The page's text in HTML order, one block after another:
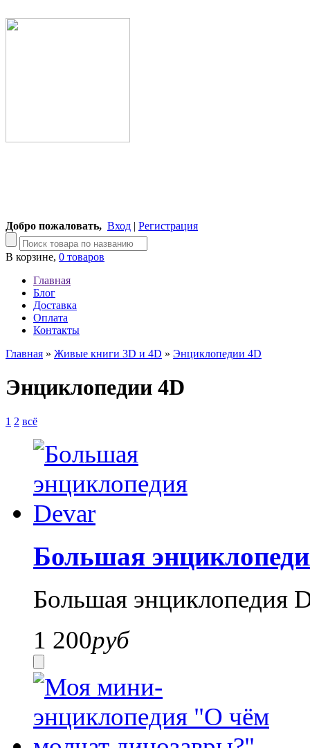
Добро пожаловать, Вход | Регистрация
В корзине, 0 товаров
Главная
Блог
Доставка
Оплата
Контакты
Главная » Живые книги 3D и 4D » Энциклопедии 4D
Энциклопедии 4D
1 2 всё
Большая
Большая энциклопедия
1 200руб